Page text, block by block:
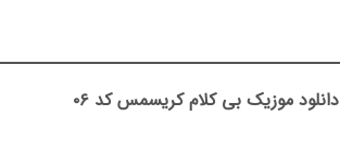
دانلود موزیک بی کلام کریسمس کد ۰۶